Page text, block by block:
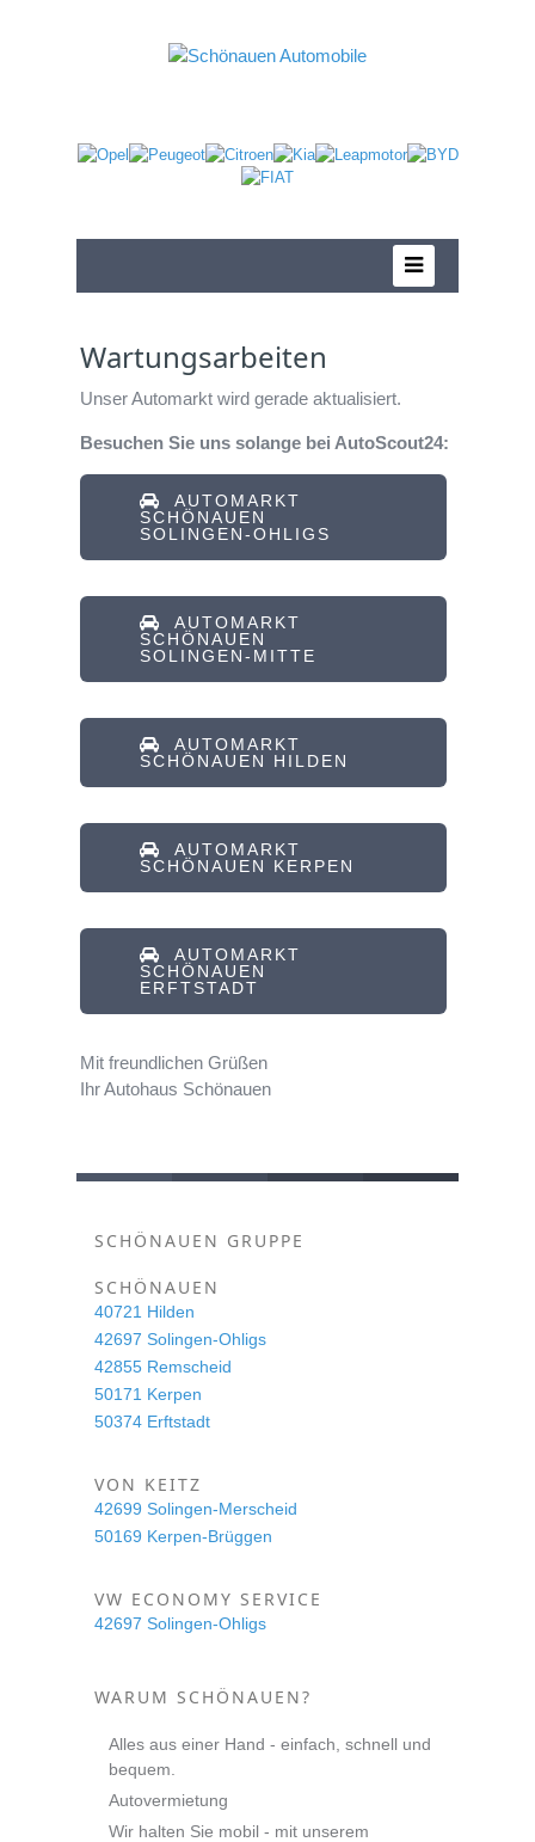
Wartungsarbeiten
Unser Automarkt wird gerade aktualisiert.
Besuchen Sie uns solange bei AutoScout24:
AUTOMARKT
SCHÖNAUEN
SOLINGEN-OHLIGS
AUTOMARKT
SCHÖNAUEN
SOLINGEN-MITTE
AUTOMARKT
SCHÖNAUEN HILDEN
AUTOMARKT
SCHÖNAUEN KERPEN
AUTOMARKT
SCHÖNAUEN
ERFTSTADT
Mit freundlichen Grüßen
Ihr Autohaus Schönauen
SCHÖNAUEN GRUPPE
SCHÖNAUEN
40721 Hilden
42697 Solingen-Ohligs
42855 Remscheid
50171 Kerpen
50374 Erftstadt
VON KEITZ
42699 Solingen-Merscheid
50169 Kerpen-Brüggen
VW ECONOMY SERVICE
42697 Solingen-Ohligs
WARUM SCHÖNAUEN?
Alles aus einer Hand - einfach, schnell und
bequem.
Autovermietung
Wir halten Sie mobil - mit unserem